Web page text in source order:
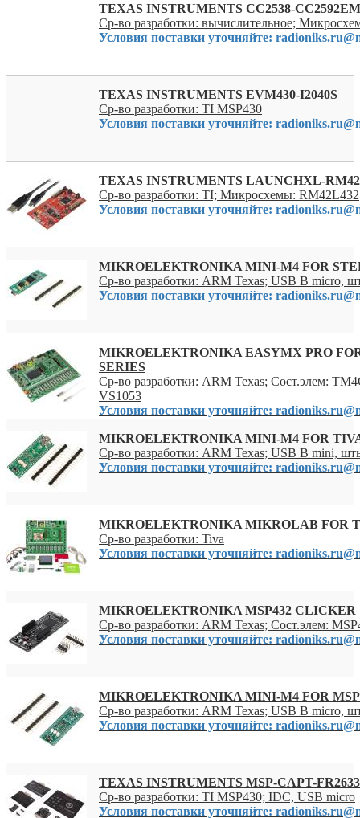
TEXAS INSTRUMENTS CC2538-
Ср-во разработки: вычислительное;
Условия поставки уточняйте:
TEXAS INSTRUMENTS EVM430-I2040S
Ср-во разработки: TI MSP430
Условия поставки уточняйте:
TEXAS INSTRUMENTS LAUNCHXL-RM42
Ср-во разработки: TI; Микросхемы: RM42L432
Условия поставки уточняйте:
MIKROELEKTRONIKA MINI-M4 FOR
Ср-во разработки: ARM Texas; USB B micro,
Условия поставки уточняйте:
MIKROELEKTRONIKA EASYMX PRO
SERIES
Ср-во разработки: ARM Texas; Сост.элем:
VS1053
Условия поставки уточняйте:
MIKROELEKTRONIKA MINI-M4 FOR
Ср-во разработки: ARM Texas; USB B mini,
Условия поставки уточняйте:
MIKROELEKTRONIKA MIKROLAB FOR
Ср-во разработки: Tiva
Условия поставки уточняйте:
MIKROELEKTRONIKA MSP432 CLICKER
Ср-во разработки: ARM Texas; Сост.элем:
Условия поставки уточняйте:
MIKROELEKTRONIKA MINI-M4 FOR
Ср-во разработки: ARM Texas; USB B micro,
Условия поставки уточняйте:
TEXAS INSTRUMENTS MSP-CAPT-FR2633
Ср-во разработки: TI MSP430; IDC, USB micro
Условия поставки уточняйте: